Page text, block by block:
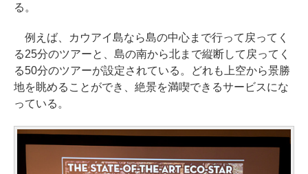
る。
例えば、カウアイ島なら島の中心まで行って戻ってく
る25分のツアーと、島の南から北まで縦断して戻ってく
る50分のツアーが設定されている。どれも上空から景勝
地を眺めることができ、絶景を満喫できるサービスにな
っている。